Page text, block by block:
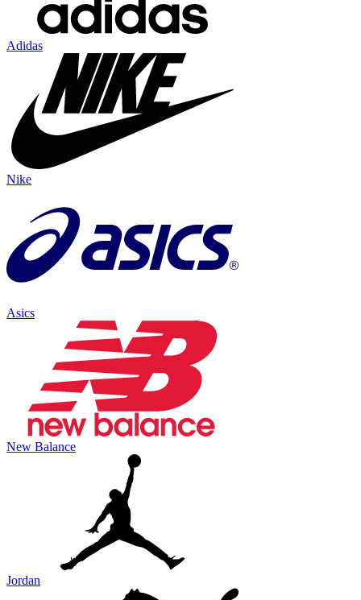
Adidas
Nike
Asics
New Balance
Jordan